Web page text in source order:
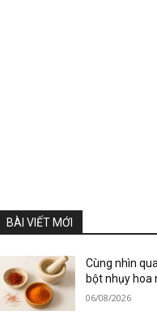
BÀI VIẾT MỚI
Cùng nhìn
bột nhụy hoa
06/08/2026